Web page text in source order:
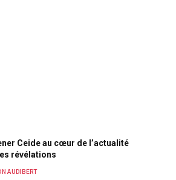
Ceide au cœur de l’actualité
révélations
AUDIBERT